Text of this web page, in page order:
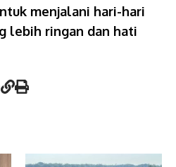
menjalani hari-hari
lebih ringan dan hati